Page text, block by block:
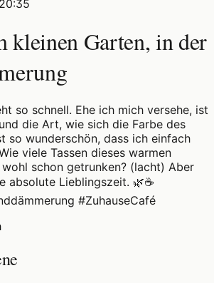
kleinen Garten, in der
so schnell. Ehe ich mich versehe, ist
die Art, wie sich die Farbe des
so wunderschön, dass ich einfach
viele Tassen dieses warmen
schon getrunken? (lacht) Aber
absolute Lieblingszeit. 🌿☕
#ZuhauseCafé